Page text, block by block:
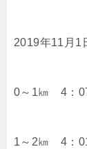
2019年11月1
0～1㎞ 4：
1～2㎞ 4：